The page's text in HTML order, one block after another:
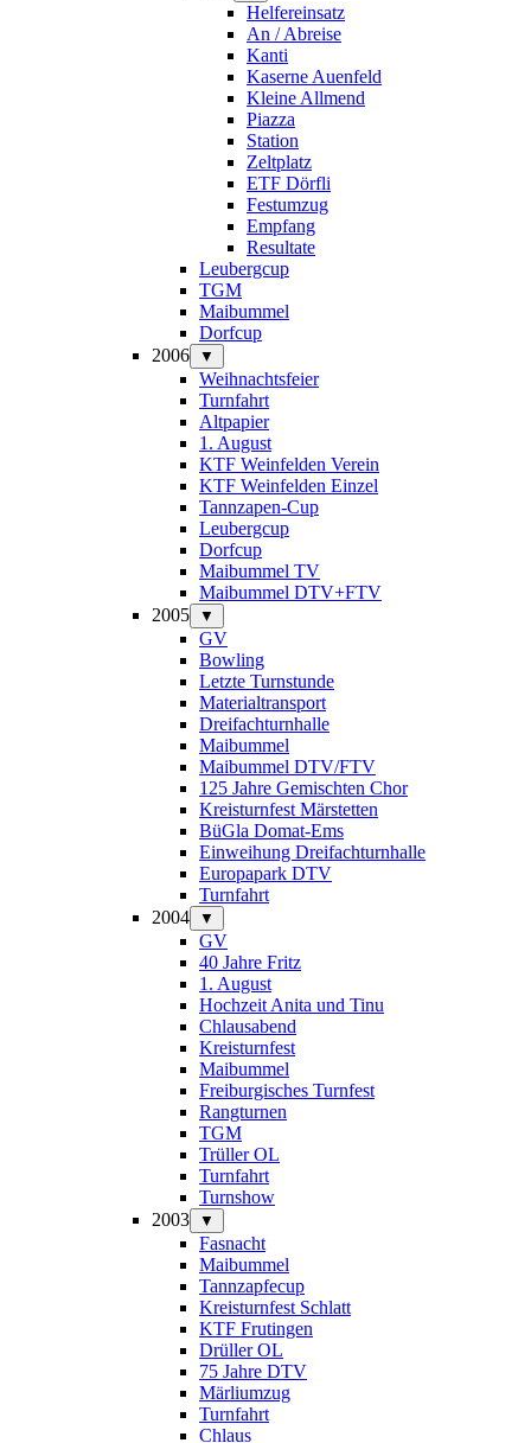
Helfereinsatz
An / Abreise
Kanti
Kaserne Auenfeld
Kleine Allmend
Piazza
Station
Zeltplatz
ETF Dörfli
Festumzug
Empfang
Resultate
Leubergcup
TGM
Maibummel
Dorfcup
2006
▼
Weihnachtsfeier
Turnfahrt
Altpapier
1. August
KTF Weinfelden Verein
KTF Weinfelden Einzel
Tannzapen-Cup
Leubergcup
Dorfcup
Maibummel TV
Maibummel DTV+FTV
2005
▼
GV
Bowling
Letzte Turnstunde
Materialtransport
Dreifachturnhalle
Maibummel
Maibummel DTV/FTV
125 Jahre Gemischten Chor
Kreisturnfest Märstetten
BüGla Domat-Ems
Einweihung Dreifachturnhalle
Europapark DTV
Turnfahrt
2004
▼
GV
40 Jahre Fritz
1. August
Hochzeit Anita und Tinu
Chlausabend
Kreisturnfest
Maibummel
Freiburgisches Turnfest
Rangturnen
TGM
Trüller OL
Turnfahrt
Turnshow
2003
▼
Fasnacht
Maibummel
Tannzapfecup
Kreisturnfest Schlatt
KTF Frutingen
Drüller OL
75 Jahre DTV
Märliumzug
Turnfahrt
Chlaus